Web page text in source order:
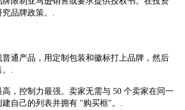
品牌政策。.
普通产品，用定制包装和徽标打上品牌，然后
.
，控制力最强。卖家无需与 50 个卖家在同一
自己的列表并拥有 "购买框"。.